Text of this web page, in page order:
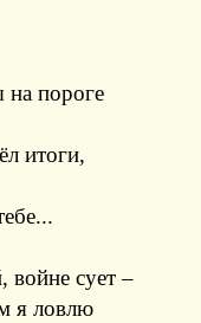
пороге
итоги,
войне сует –
я ловлю